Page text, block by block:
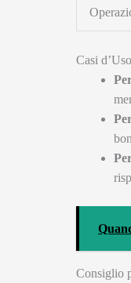
Casi
Consiglio